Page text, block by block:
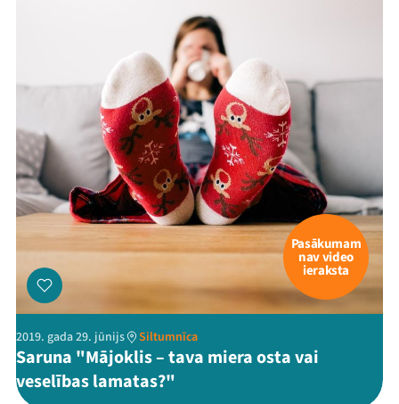
Pasākumam
nav video
ieraksta
2019. gada 29. jūnijs Siltumnīca
Saruna "Mājoklis – tava miera osta vai
veselības lamatas?"